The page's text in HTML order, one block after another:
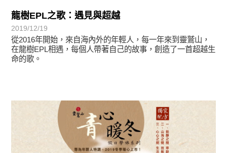
龍樹EPL之歌：遇見與超越
2019/12/19
從2016年開始，來自海內外的年輕人，每一年來到靈鷲山，
在龍樹EPL相遇，每個人帶著自己的故事，創造了一首超越生
命的歌。